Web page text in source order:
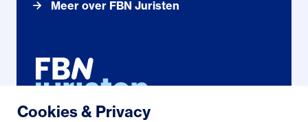
Cookies & Privacy
Meer over FBN Juristen